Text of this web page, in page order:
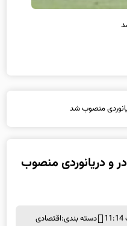
منصوب شد
و دریانوردی منصوب
دسته بندی:اقتصادی